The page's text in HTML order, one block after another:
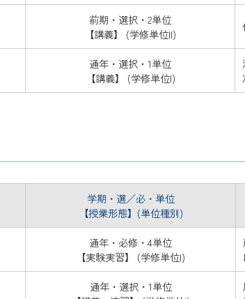
前期・選択・2単位
【講義】 (学修単位II)
通年・選択・1単位
【講義】 (学修単位I)
学期・選／必・単位
【授業形態】(単位種別)
通年・必修・4単位
【実験実習】 (学修単位I)
通年・選択・1単位